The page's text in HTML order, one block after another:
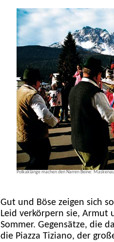
Polkaklänge machen den Narren Beine:
Gut und Böse zeigen sich
Leid verkörpern sie, Armut
Sommer. Gegensätze, die
die Piazza Tiziano, der